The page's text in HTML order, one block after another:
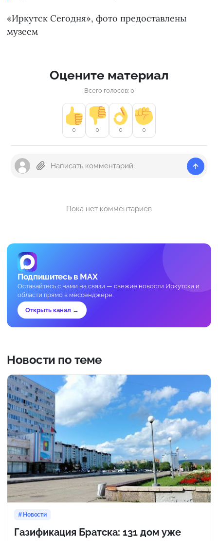
«Иркутск Сегодня», фото предоставлены
музеем
Оцените материал
Всего голосов: 0
0 0 0 0
Пока нет комментариев
Подпишитесь в MAX
Оставайтесь с нами на связи — свежие новости Иркутска и
области прямо в мессенджере.
Открыть канал →
Новости по теме
Новости
Газификация Братска: 131 дом уже